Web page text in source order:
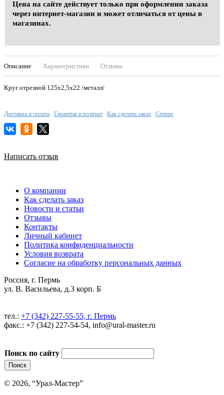
Цена на сайте действует только при оформлении заказа
через интернет-магазин и может отличаться от цены в
магазинах.
Описание Характеристики Отзывы
Круг отрезной 125х2,5х22 /металл/
Доставка и оплата Гарантия и возврат Как сделать заказ Сервис
Написать отзыв
О компании
Как сделать заказ
Новости и статьи
Отзывы
Контакты
Личный кабинет
Политика конфиденциальности
Условия возврата
Согласие на обработку персональных данных
Россия, г. Пермь
ул. В. Васильева, д.3 корп. Б
тел.: +7 (342) 227-55-55, г. Пермь
факс.: +7 (342) 227-54-54, info@ural-master.ru
Поиск по сайту
© 2026, “Урал-Мастер”